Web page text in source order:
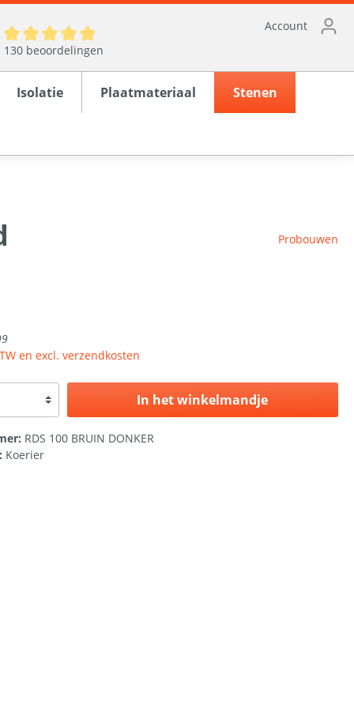
130 beoordelingen
Account
Isolatie Plaatmateriaal Stenen
Probouwen
en excl. verzendkosten
In het winkelmandje
RDS 100 BRUIN DONKER
Koerier